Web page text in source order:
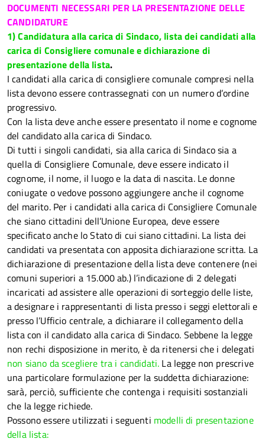
DOCUMENTI NECESSARI PER LA PRESENTAZIONE DELLE
CANDIDATURE
1) Candidatura alla carica di Sindaco, lista dei candidati alla
carica di Consigliere comunale e dichiarazione di
presentazione della lista.
I candidati alla carica di consigliere comunale compresi nella
lista devono essere contrassegnati con un numero d’ordine
progressivo.
Con la lista deve anche essere presentato il nome e cognome
del candidato alla carica di Sindaco.
Di tutti i singoli candidati, sia alla carica di Sindaco sia a
quella di Consigliere Comunale, deve essere indicato il
cognome, il nome, il luogo e la data di nascita. Le donne
coniugate o vedove possono aggiungere anche il cognome
del marito. Per i candidati alla carica di Consigliere Comunale
che siano cittadini dell’Unione Europea, deve essere
specificato anche lo Stato di cui siano cittadini. La lista dei
candidati va presentata con apposita dichiarazione scritta. La
dichiarazione di presentazione della lista deve contenere (nei
comuni superiori a 15.000 ab.) l’indicazione di 2 delegati
incaricati ad assistere alle operazioni di sorteggio delle liste,
a designare i rappresentanti di lista presso i seggi elettorali e
presso l’Ufficio centrale, a dichiarare il collegamento della
lista con il candidato alla carica di Sindaco. Sebbene la legge
non rechi disposizione in merito, è da ritenersi che i delegati
non siano da scegliere tra i candidati. La legge non prescrive
una particolare formulazione per la suddetta dichiarazione:
sarà, perciò, sufficiente che contenga i requisiti sostanziali
che la legge richiede.
Possono essere utilizzati i seguenti modelli di presentazione
della lista: